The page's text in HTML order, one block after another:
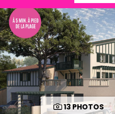
13 PHOTOS